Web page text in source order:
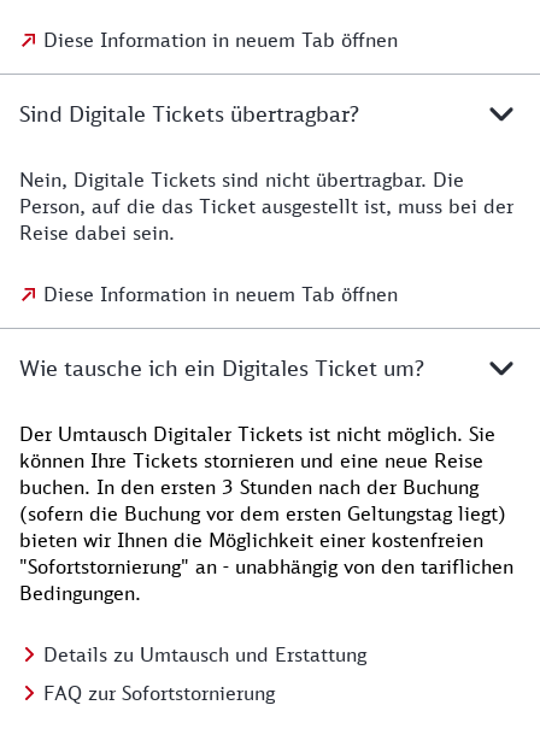
Diese Information in neuem Tab öffnen
Sind Digitale Tickets übertragbar?
Nein, Digitale Tickets sind nicht übertragbar. Die
Person, auf die das Ticket ausgestellt ist, muss bei der
Reise dabei sein.
Diese Information in neuem Tab öffnen
Wie tausche ich ein Digitales Ticket um?
Der Umtausch Digitaler Tickets ist nicht möglich. Sie
können Ihre Tickets stornieren und eine neue Reise
buchen. In den ersten 3 Stunden nach der Buchung
(sofern die Buchung vor dem ersten Geltungstag liegt)
bieten wir Ihnen die Möglichkeit einer kostenfreien
"Sofortstornierung" an - unabhängig von den tariflichen
Bedingungen.
Details zu Umtausch und Erstattung
FAQ zur Sofortstornierung